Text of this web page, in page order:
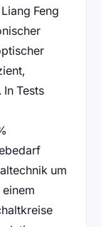
Feng
Tests
um